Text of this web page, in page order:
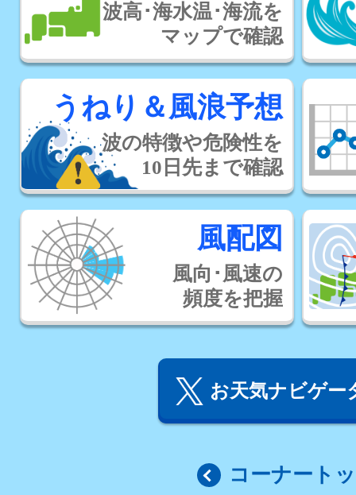
波高･海水温･海流を
マップで確認
うねり＆風浪予想
波の特徴や危険性を
10日先まで確認
風配図
風向･風速の
頻度を把握
お天気ナビゲー
コーナート